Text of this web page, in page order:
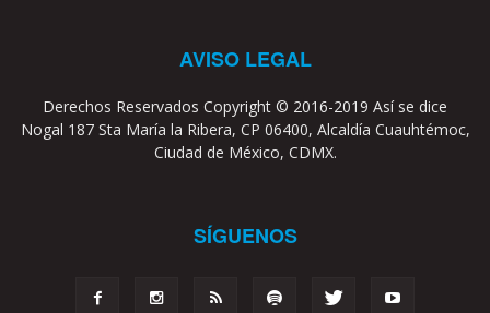
AVISO LEGAL
Derechos Reservados Copyright © 2016-2019 Así se dice
Nogal 187 Sta María la Ribera, CP 06400, Alcaldía Cuauhtémoc,
Ciudad de México, CDMX.
SÍGUENOS